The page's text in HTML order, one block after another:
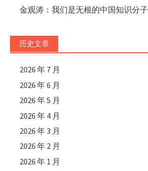
金观涛：我们是无根的中国知识分子
历史文章
2026 年 7 月
2026 年 6 月
2026 年 5 月
2026 年 4 月
2026 年 3 月
2026 年 2 月
2026 年 1 月